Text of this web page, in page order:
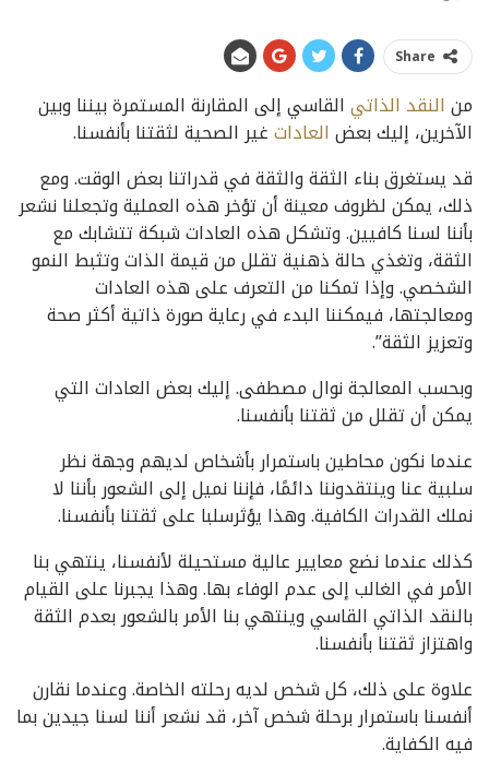
Share
من النقد الذاتيالقاسي إلى المقارنة المستمرة بيننا وبين
الآخرين، إليك بعض العاداتغير الصحية لثقتنا بأنفسنا.
قد يستغرق بناء الثقة والثقة في قدراتنا بعض الوقت. ومع
ذلك، يمكن لظروف معينة أن تؤخر هذه العملية وتجعلنا نشعر
بأننا لسنا كافيين. وتشكل هذه العادات شبكة تتشابك مع
الثقة، وتغذي حالة ذهنية تقلل من قيمة الذات وتثبط النمو
الشخصي. وإذا تمكنا من التعرف على هذه العادات
ومعالجتها، فيمكننا البدء في رعاية صورة ذاتية أكثر صحة
وتعزيز الثقة”.
وبحسب المعالجة نوال مصطفى. إليك بعض العادات التي
يمكن أن تقلل من ثقتنا بأنفسنا.
عندما نكون محاطين باستمرار بأشخاص لديهم وجهة نظر
سلبية عنا وينتقدوننا دائمًا، فإننا نميل إلى الشعور بأننا لا
نملك القدرات الكافية. وهذا يؤثرسلبا على ثقتنا بأنفسنا.
كذلك عندما نضع معايير عالية مستحيلة لأنفسنا، ينتهي بنا
الأمر في الغالب إلى عدم الوفاء بها. وهذا يجبرنا على القيام
بالنقد الذاتي القاسي وينتهي بنا الأمر بالشعور بعدم الثقة
واهتزاز ثقتنا بأنفسنا.
علاوة على ذلك، كل شخص لديه رحلته الخاصة. وعندما نقارن
أنفسنا باستمرار برحلة شخص آخر، قد نشعر أننا لسنا جيدين بما
فيه الكفاية.